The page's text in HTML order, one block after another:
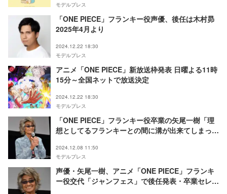
モデルプレス
「ONE PIECE」フランキー役声優、後任は木村昴
2025年4月より
2024.12.22 18:30
モデルプレス
アニメ「ONE PIECE」新放送枠発表 日曜よる11時
15分～全国ネットで放送決定
2024.12.22 18:30
モデルプレス
「ONE PIECE」フランキー役卒業の矢尾一樹「理
想としてるフランキーとの間に溝が出来てしまっ
2024.12.08 11:50
モデルプレス
声優・矢尾一樹、アニメ「ONE PIECE」フランキ
ー役交代「ジャンフェス」で後任発表・卒業セレモ